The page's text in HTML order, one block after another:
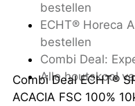
bestellen
ECHT® Horeca
bestellen
Combi Deal:
Alle houtskool
Combi Deal ECHT®
ACACIA FSC 100%